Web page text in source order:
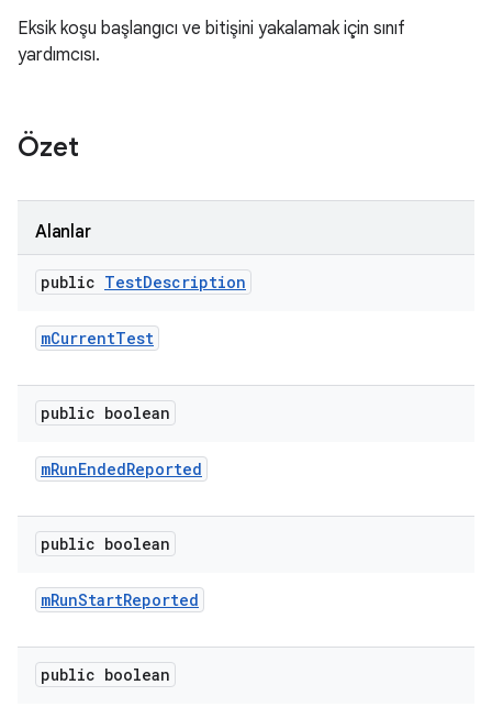
Eksik koşu başlangıcı ve bitişini yakalamak için sınıf
yardımcısı.
Özet
Alanlar
public TestDescription
mCurrentTest
public boolean
mRunEndedReported
public boolean
mRunStartReported
public boolean